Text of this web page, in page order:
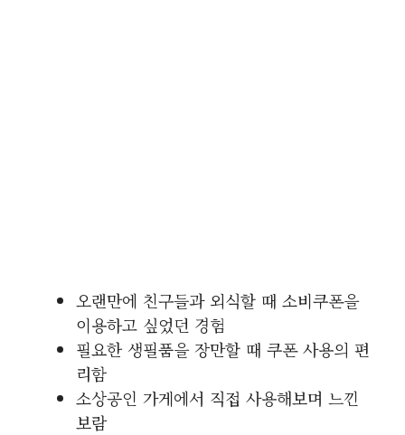
오랜만에 친구들과 외식할 때 소비쿠폰을
이용하고 싶었던 경험
필요한 생필품을 장만할 때 쿠폰 사용의 편
리함
소상공인 가게에서 직접 사용해보며 느낀
보람